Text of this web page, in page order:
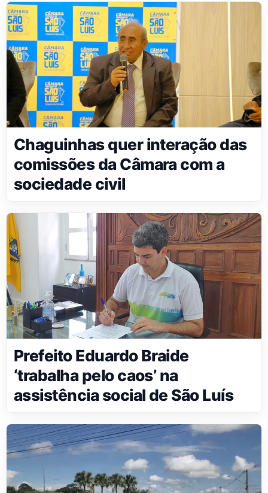
Chaguinhas quer interação das
comissões da Câmara com a
sociedade civil
Prefeito Eduardo Braide
‘trabalha pelo caos’ na
assistência social de São Luís